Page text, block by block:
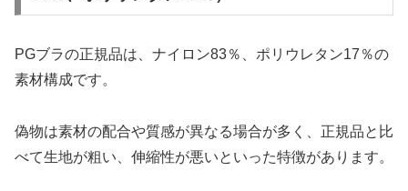
PGブラの正規品は、ナイロン83％、ポリウレタン17％の
素材構成です。
偽物は素材の配合や質感が異なる場合が多く、正規品と比
べて生地が粗い、伸縮性が悪いといった特徴があります。